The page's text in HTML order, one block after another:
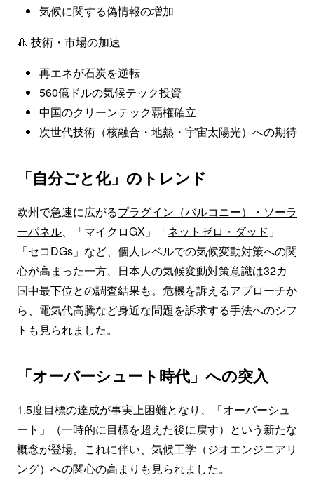
気候に関する偽情報の増加
🔺 技術・市場の加速
再エネが石炭を逆転
560億ドルの気候テック投資
中国のクリーンテック覇権確立
次世代技術（核融合・地熱・宇宙太陽光）への期待
「自分ごと化」のトレンド
欧州で急速に広がるプラグイン（バルコニー）・ソーラ
ーパネル、「マイクロGX」「ネットゼロ・ダッド 」
「セコDGs」など、個人レベルでの気候変動対策への関
心が高まった一方、日本人の気候変動対策意識は32カ
国中最下位との調査結果も。危機を訴えるアプローチか
ら、電気代高騰など身近な問題を訴求する手法へのシフ
トも見られました。
「オーバーシュート時代」への突入
1.5度目標の達成が事実上困難となり、「オーバーシュ
ート」（一時的に目標を超えた後に戻す）という新たな
概念が登場。これに伴い、気候工学（ジオエンジニアリ
ング）への関心の高まりも見られました。